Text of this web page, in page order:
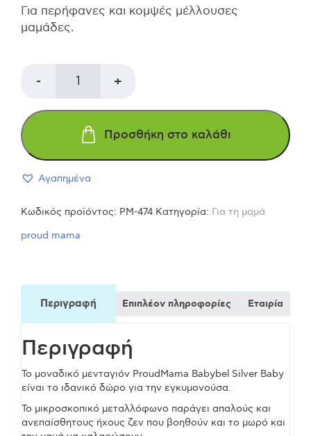
Για περήφανες και κομψές μέλλουσες
μαμάδες.
- ProudMama
Μενταγιόν
Silver
Baby
κορδόνι
)
ποσότητα
+
Προσθήκη στο καλάθι
Αγαπημένα
Κωδικός προϊόντος: PM-474 Κατηγορία: Για τη μαμά
proud mama
Περιγραφή Επιπλέον πληροφορίες Εταιρία
Περιγραφή
Το μοναδικό μενταγιόν ProudMama Babybel Silver Baby
είναι το ιδανικό δώρο για την εγκυμονούσα.
Το μικροσκοπικό μεταλλόφωνο παράγει απαλούς και
ανεπαίσθητους ήχους ζεν που βοηθούν και το μωρό και